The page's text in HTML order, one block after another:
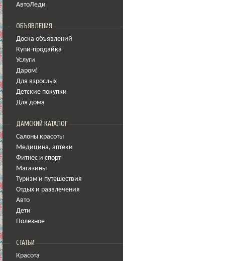
АвтоЛеди
ОБЪЯВЛЕНИЯ
Доска объявлений
Купи-продайка
Услуги
Даром!
Для взрослых
Детские покупки
Для дома
ДАМСКИЙ КАТАЛОГ
Салоны красоты
Медицина, аптеки
Фитнес и спорт
Магазины
Туризм и путешествия
Отдых и развлечения
Авто
Дети
Полезное
СТАТЬИ
Красота